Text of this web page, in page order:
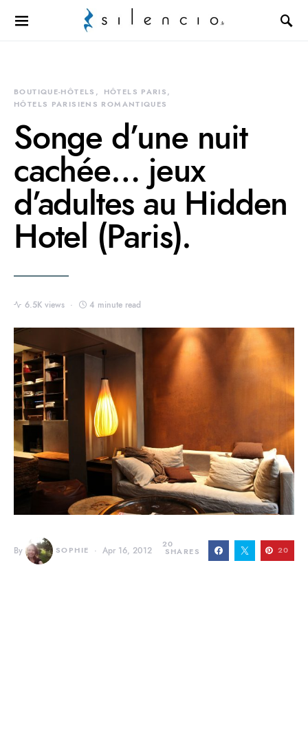
Search for:
BOUTIQUE-HÔTELS
HÔTELS PARIS
HÔTELS PARISIENS ROMANTIQUES
Songe d’une nuit
cachée… jeux
d’adultes au Hidden
Hotel (Paris).
6.5K views 4 minute read
By SOPHIE Apr 16, 2012
20
SHARES 20